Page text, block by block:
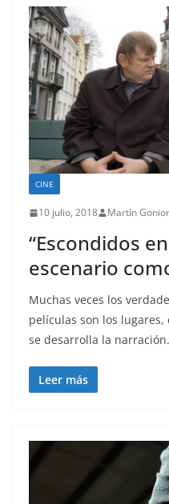
CINE
10 julio, 2018 Martín
“Escondidos
escenario
Muchas veces los
películas son los
se desarrolla la
Leer más